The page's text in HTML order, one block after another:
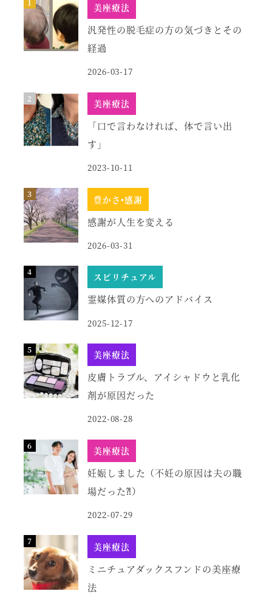
美座療法
汎発性の脱毛症の方の気づきとその
経過
2026-03-17
美座療法
「口で言わなければ、体で言い出
す」
2023-10-11
豊かさ•感謝
感謝が人生を変える
2026-03-31
スピリチュアル
霊媒体質の方へのアドバイス
2025-12-17
美座療法
皮膚トラブル、アイシャドウと乳化
剤が原因だった
2022-08-28
美座療法
妊娠しました（不妊の原因は夫の職
場だった⁈）
2022-07-29
美座療法
ミニチュアダックスフンドの美座療
法